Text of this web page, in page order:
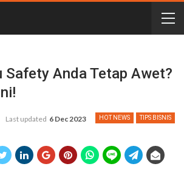
Safety Anda Tetap Awet?
HOT NEWS TIPS BISNIS
Last updated 6 Dec 2023